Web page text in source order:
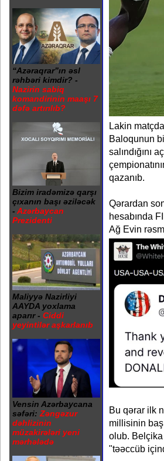
“Azəraqrar”ın əsl
rəhbəri kimdir? -
Nazirin sabiq
komandirinin maaşı 7
dəfə artırılıb?
Bizim iradəmizə qarşı
çıxanın başı əziləcək
- Azərbaycan
Prezidenti
Maliyyə Nazirliyi
AAYDA yoxlama
aparır - Ciddi
yeyintilər aşkarlanıb
Vensin Azərbaycana
səfəri: Zəngəzur
dəhlizinin
müzakirələri yeni
mərhələdə
Lakin
Baloqunun
salındığını
qazanıb.
Qərardan
hesabında
Ağ Evin
Bu qərar ilk
millisinin
olub. Belçika
"təəccüb